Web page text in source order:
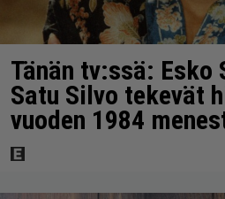
Tänän tv:ssä: Esko
Satu Silvo tekevät
vuoden 1984